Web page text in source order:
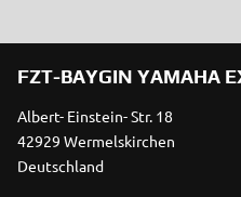
FZT-BAYGIN YAMAHA
Albert- Einstein- Str. 18
42929 Wermelskirchen
Deutschland